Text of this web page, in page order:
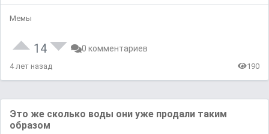
Мемы
14 0 комментариев
4 лет назад 190
Это же сколько воды они уже продали таким
образом